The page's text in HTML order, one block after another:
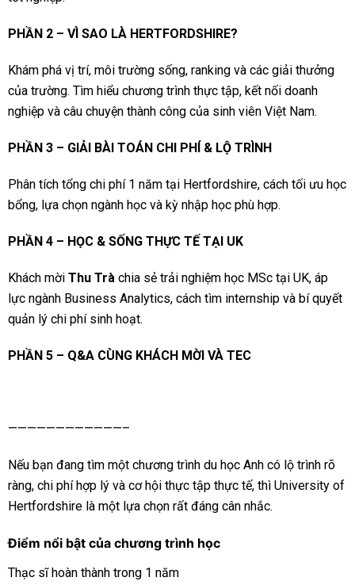
PHẦN 2 – VÌ SAO LÀ HERTFORDSHIRE?
Khám phá vị trí, môi trường sống, ranking và các giải thưởng
của trường. Tìm hiểu chương trình thực tập, kết nối doanh
nghiệp và câu chuyện thành công của sinh viên Việt Nam.
PHẦN 3 – GIẢI BÀI TOÁN CHI PHÍ & LỘ TRÌNH
Phân tích tổng chi phí 1 năm tại Hertfordshire, cách tối ưu học
bổng, lựa chọn ngành học và kỳ nhập học phù hợp.
PHẦN 4 – HỌC & SỐNG THỰC TẾ TẠI UK
Khách mời Thu Trà chia sẻ trải nghiệm học MSc tại UK, áp
lực ngành Business Analytics, cách tìm internship và bí quyết
quản lý chi phí sinh hoạt.
PHẦN 5 – Q&A CÙNG KHÁCH MỜI VÀ TEC
————————————–
Nếu bạn đang tìm một chương trình du học Anh có lộ trình rõ
ràng, chi phí hợp lý và cơ hội thực tập thực tế, thì University of
Hertfordshire là một lựa chọn rất đáng cân nhắc.
Điểm nổi bật của chương trình học
Thạc sĩ hoàn thành trong 1 năm